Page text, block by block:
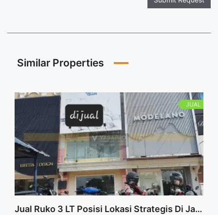
Similar Properties
JUAL
Jual Ruko 3 LT Posisi Lokasi Strategis Di Jalan Boulevard Gading Serpong Harga Negotiable